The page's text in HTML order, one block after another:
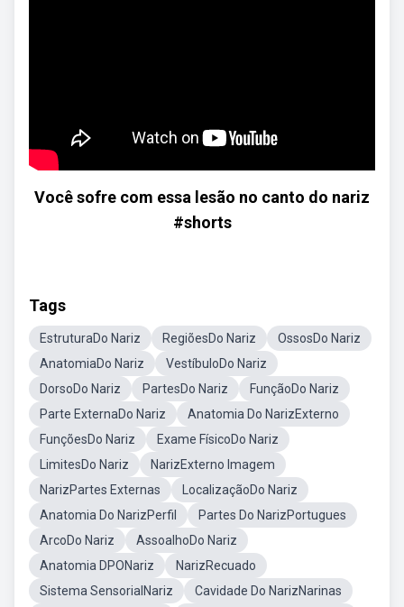
Você sofre com essa lesão no canto do nariz
#shorts
Tags
EstruturaDo Nariz RegiõesDo Nariz
OssosDo Nariz
AnatomiaDo Nariz
VestíbuloDo Nariz
DorsoDo Nariz
PartesDo Nariz
FunçãoDo Nariz
Parte ExternaDo Nariz
Anatomia Do NarizExterno
FunçõesDo Nariz
Exame FísicoDo Nariz
LimitesDo Nariz
NarizExterno Imagem
NarizPartes Externas
LocalizaçãoDo Nariz
Anatomia Do NarizPerfil
Partes Do NarizPortugues
ArcoDo Nariz
AssoalhoDo Nariz
Anatomia DPONariz
NarizRecuado
Sistema SensorialNariz
Cavidade Do NarizNarinas